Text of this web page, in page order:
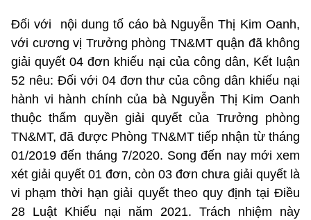
Đối với nội dung tố cáo bà Nguyễn Thị Kim Oanh,
với cương vị Trưởng phòng TN&MT quận đã không
giải quyết 04 đơn khiếu nại của công dân, Kết luận
52 nêu: Đối với 04 đơn thư của công dân khiếu nại
hành vi hành chính của bà Nguyễn Thị Kim Oanh
thuộc thẩm quyền giải quyết của Trưởng phòng
TN&MT, đã được Phòng TN&MT tiếp nhận từ tháng
01/2019 đến tháng 7/2020. Song đến nay mới xem
xét giải quyết 01 đơn, còn 03 đơn chưa giải quyết là
vi phạm thời hạn giải quyết theo quy định tại Điều
28 Luật Khiếu nại năm 2021. Trách nhiệm này